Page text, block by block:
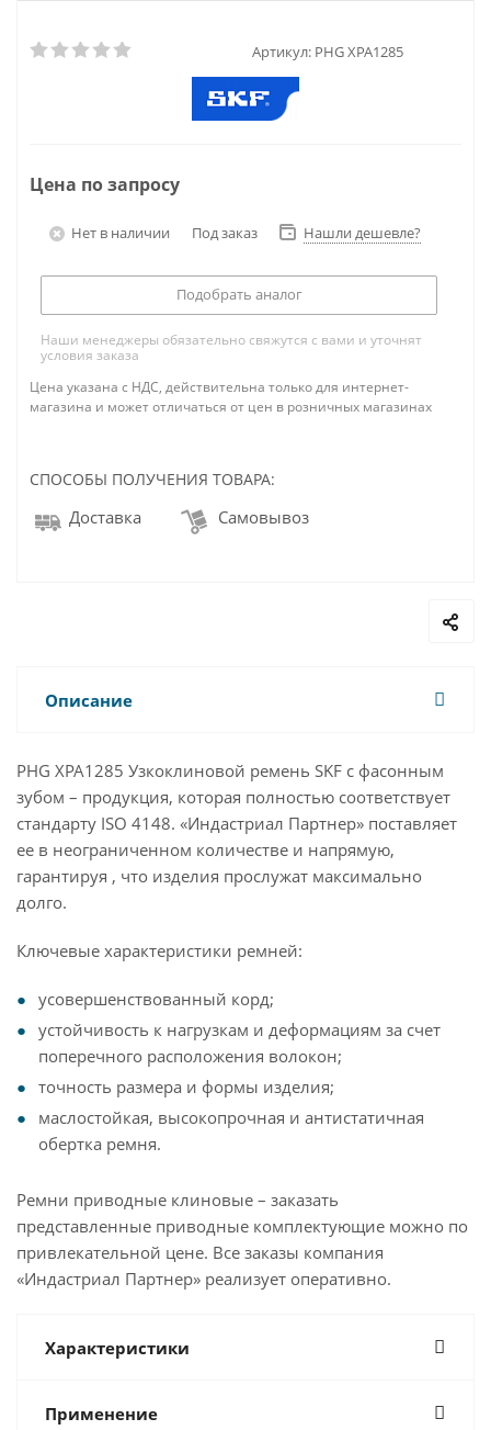
Артикул: PHG XPA1285
Цена по запросу
Нет в наличии Под заказ Нашли дешевле?
Подобрать аналог
Наши менеджеры обязательно свяжутся с вами и уточнят
условия заказа
Цена указана с НДС, действительна только для интернет-
магазина и может отличаться от цен в розничных магазинах
СПОСОБЫ ПОЛУЧЕНИЯ ТОВАРА:
Доставка Самовывоз
Описание
PHG XPA1285 Узкоклиновой ремень SKF с фасонным
зубом – продукция, которая полностью соответствует
стандарту ISO 4148. «Индастриал Партнер» поставляет
ее в неограниченном количестве и напрямую,
гарантируя , что изделия прослужат максимально
долго.
Ключевые характеристики ремней:
усовершенствованный корд;
устойчивость к нагрузкам и деформациям за счет
поперечного расположения волокон;
точность размера и формы изделия;
маслостойкая, высокопрочная и антистатичная
обертка ремня.
Ремни приводные клиновые – заказать
представленные приводные комплектующие можно по
привлекательной цене. Все заказы компания
«Индастриал Партнер» реализует оперативно.
Характеристики
Применение